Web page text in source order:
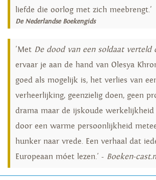
liefde die oorlog met zich meebrengt.'
De Nederlandse Boekengids
'Met De dood van een soldaat verteld
ervaar je aan de hand van Olesya
goed als mogelijk is, het verlies van
verheerlijking, geenzielig doen, geen
drama maar de ijskoude werkelijkheid
door een warme persoonlijkheid
hunker naar vrede. Een verhaal dat
Europeaan móet lezen.' - Boeken-